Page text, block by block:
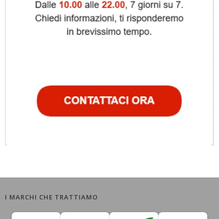
I MARCHI CHE TRATTIAMO